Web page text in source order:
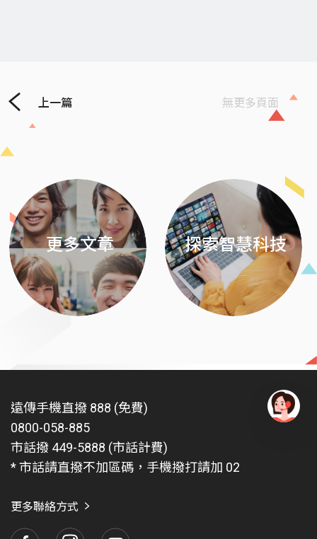
上一篇 無更多頁面
更多文章 探索智慧科技
遠傳手機直撥 888 (免費)
0800-058-885
市話撥 449-5888 (市話計費)
* 市話請直撥不加區碼，手機撥打請加 02
更多聯絡方式